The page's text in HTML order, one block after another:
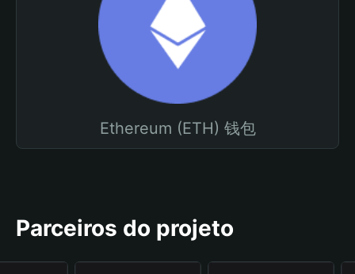
Ethereum (ETH) 钱包
Parceiros do projeto